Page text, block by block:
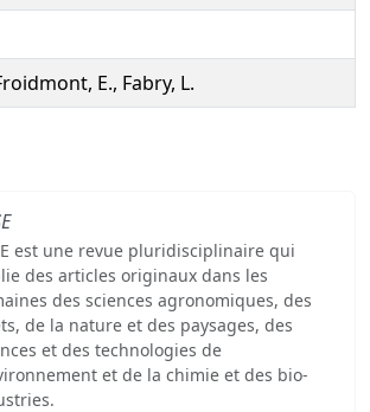
E., Fabry, L.
est une revue pluridisciplinaire qui
des articles originaux dans les
des sciences agronomiques, des
de la nature et des paysages, des
et des technologies de
et de la chimie et des bio-